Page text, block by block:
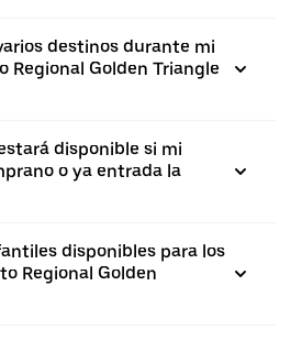
destinos durante mi
Regional Golden Triangle
disponible si mi
o ya entrada la
disponibles para los
Regional Golden